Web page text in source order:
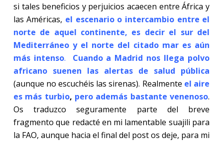
si tales beneficios y perjuicios acaecen entre África y
las Américas, el escenario o intercambio entre el
norte de aquel continente, es decir el sur del
Mediterráneo y el norte del citado mar es aún
más intenso. Cuando a Madrid nos llega polvo
africano suenen las alertas de salud pública
(aunque no escuchéis las sirenas). Realmente el aire
es más turbio, pero además bastante venenoso.
Os traduzco seguramente parte del breve
fragmento que redacté en mi lamentable suajili para
la FAO, aunque hacia el final del post os deje, para mi